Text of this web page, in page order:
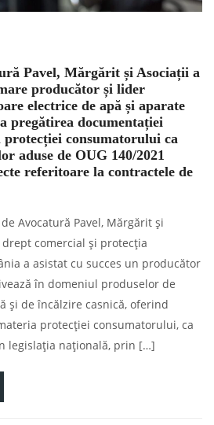
Pavel, Mărgărit și Asociații a
producător și lider
electrice de apă și aparate
pregătirea documentației
protecției consumatorului ca
aduse de OUG 140/2021
referitoare la contractele de
Avocatură Pavel, Mărgărit și
comercial și protecția
a asistat cu succes un producător
în domeniul produselor de
și de încălzire casnică, oferind
protecției consumatorului, ca
legislația națională, prin […]